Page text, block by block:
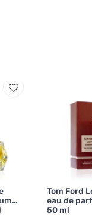
Tom Ford
eau de
50 ml